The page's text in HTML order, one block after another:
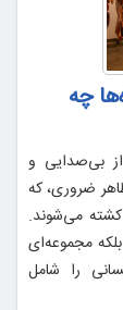
چه
بی‌صدایی و
ضروری، که
کشته می‌شوند.
مجموعه‌ای
را شامل